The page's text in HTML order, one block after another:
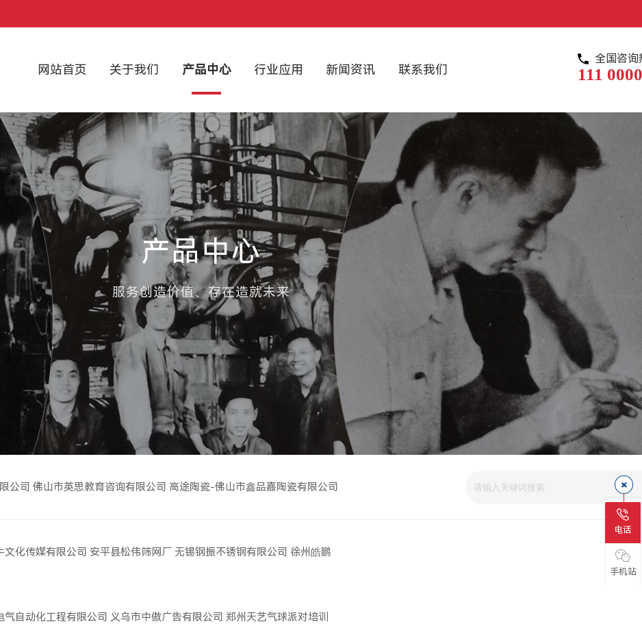
网站首页
关于我们 产品中心 行业应用 新闻资讯 联系我们
全国咨询
111
产品中心
服务创造价值、存在造就未来
公司 佛山市英思教育咨询有限公司 高途陶瓷-佛山市鑫品嘉陶瓷有限公司
文化传媒有限公司 安平县松伟筛网厂 无锡钢振不锈钢有限公司 徐州皓鹏
气自动化工程有限公司 义乌市中傲广告有限公司 郑州天艺气球派对培训
电话
手机站